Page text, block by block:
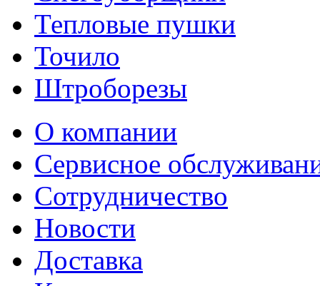
Тепловые пушки
Точило
Штроборезы
О компании
Сервисное
Сотрудничество
Новости
Доставка